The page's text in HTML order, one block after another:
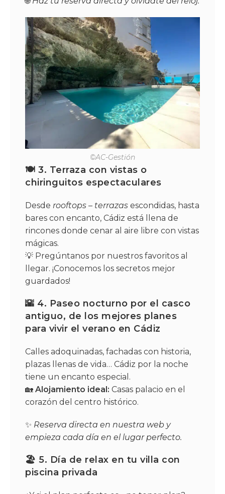
©AC-Gestión
🍽️ 3. Terraza con vistas o
chiringuitos espectaculares
Desde rooftops – terrazas escondidas, hasta
bares con encanto, Cádiz está llena de
rincones donde cenar al aire libre con vistas
mágicas.
💡 Pregúntanos por nuestros favoritos al
llegar. ¡Conocemos los secretos mejor
guardados!
🌇 4. Paseo nocturno por el casco
antiguo, de los mejores planes
para vivir el verano en Cádiz
Calles adoquinadas, fachadas con historia,
plazas llenas de vida… Cádiz por la noche
tiene un encanto especial.
🏡 Alojamiento ideal: Casas palacio en el
corazón del centro histórico.
✨ Reserva directa en nuestra web y
empieza cada día en el lugar perfecto.
🏖️ 5. Día de relax en tu villa con
piscina privada